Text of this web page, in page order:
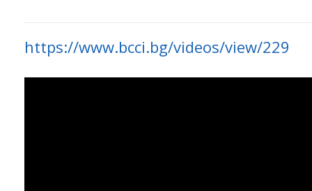
https://www.bcci.bg/videos/view/229